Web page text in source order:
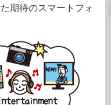
期待のスマートフォ